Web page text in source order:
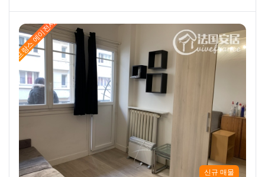
프랑스 에이전시
신규 매물